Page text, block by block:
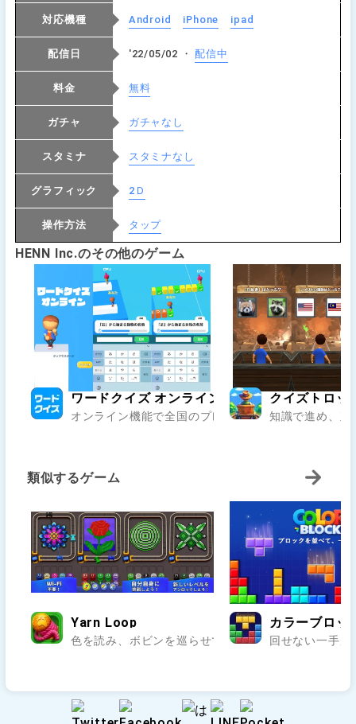
対応機種 Android iPhone ipad
配信日 '22/05/02 ・配信中
料金 無料
ガチャ ガチャなし
スタミナ スタミナなし
グラフィック 2Ｄ
操作方法 タップ
HENN Inc.のその他のゲーム
ワードクイズ オンライン -みんなで遊べる脳ト
オンライン機能で全国のプレイヤーと脳トレワード
クイズトロッ
知識で進め、直
類似するゲーム
Yarn Loop
色を読み、ボビンを巡らせて編み模様を完成させよう
カラーブロ
回せない一手